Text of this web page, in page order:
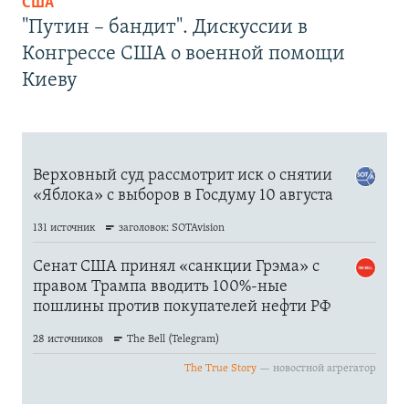
"Путин – бандит". Дискуссии в
Конгрессе США о военной помощи
Киеву